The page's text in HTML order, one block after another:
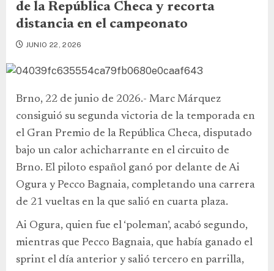
de la República Checa y recorta
distancia en el campeonato
JUNIO 22, 2026
Brno, 22 de junio de 2026.- Marc Márquez
consiguió su segunda victoria de la temporada en
el Gran Premio de la República Checa, disputado
bajo un calor achicharrante en el circuito de
Brno. El piloto español ganó por delante de Ai
Ogura y Pecco Bagnaia, completando una carrera
de 21 vueltas en la que salió en cuarta plaza.
Ai Ogura, quien fue el ‘poleman’, acabó segundo,
mientras que Pecco Bagnaia, que había ganado el
sprint el día anterior y salió tercero en parrilla,